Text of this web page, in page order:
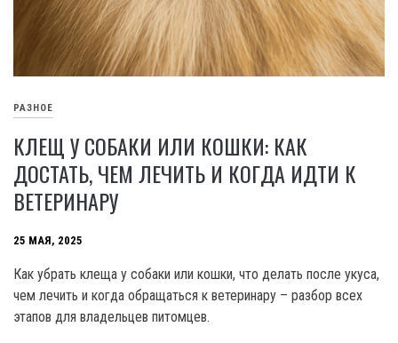
РАЗНОЕ
КЛЕЩ У СОБАКИ ИЛИ КОШКИ: КАК
ДОСТАТЬ, ЧЕМ ЛЕЧИТЬ И КОГДА ИДТИ К
ВЕТЕРИНАРУ
25 МАЯ, 2025
Как убрать клеща у собаки или кошки, что делать после укуса,
чем лечить и когда обращаться к ветеринару – разбор всех
этапов для владельцев питомцев.